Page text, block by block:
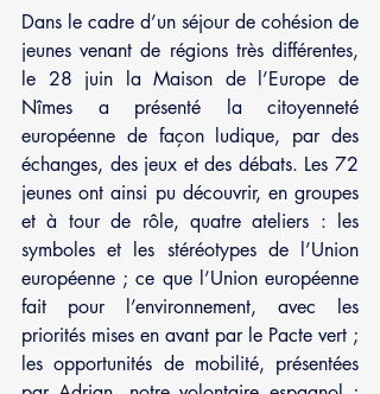
Dans le cadre d’un séjour de cohésion de
jeunes venant de régions très différentes,
le 28 juin la Maison de l’Europe de
Nîmes a présenté la citoyenneté
européenne de façon ludique, par des
échanges, des jeux et des débats. Les 72
jeunes ont ainsi pu découvrir, en groupes
et à tour de rôle, quatre ateliers : les
symboles et les stéréotypes de l’Union
européenne ; ce que l’Union européenne
fait pour l’environnement, avec les
priorités mises en avant par le Pacte vert ;
les opportunités de mobilité, présentées